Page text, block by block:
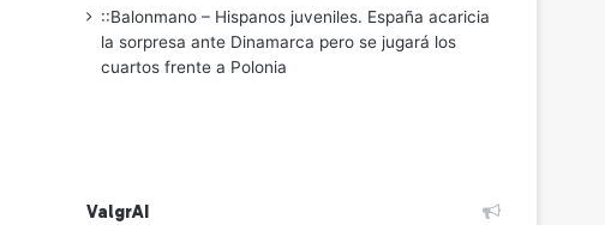
::Balonmano – Hispanos juveniles. España acaricia
la sorpresa ante Dinamarca pero se jugará los
cuartos frente a Polonia
ValgrAI